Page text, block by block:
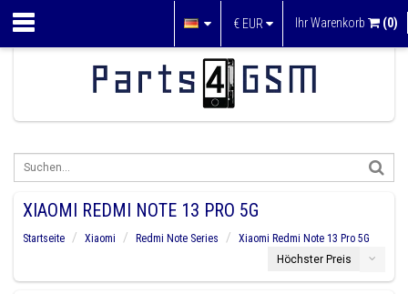
€ EUR Ihr Warenkorb (0)
XIAOMI REDMI NOTE 13 PRO 5G
Startseite Xiaomi Redmi Note Series
Xiaomi Redmi Note 13 Pro 5G
Höchster Preis